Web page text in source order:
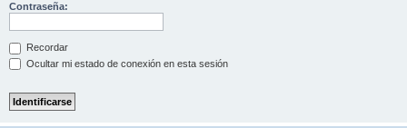
Contraseña:
Recordar
Ocultar mi estado de conexión en esta sesión